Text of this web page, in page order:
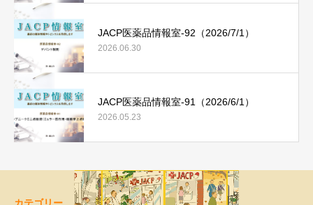
JACP医薬品情報室-92（2026/7/1）
2026.06.30
JACP医薬品情報室-91（2026/6/1）
2026.05.23